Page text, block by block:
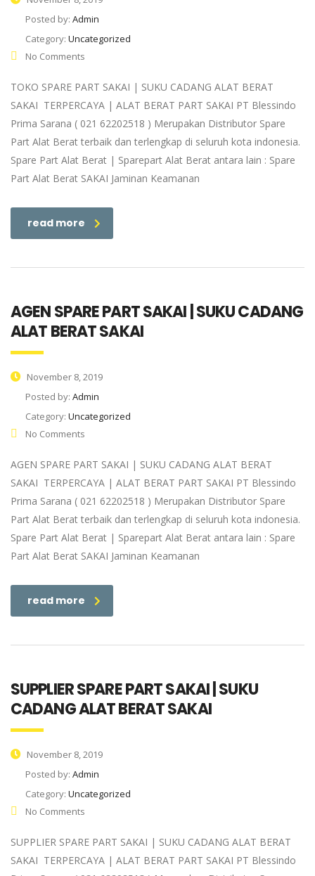
Posted by: Admin
Category: Uncategorized
No Comments
TOKO SPARE PART SAKAI | SUKU CADANG ALAT BERAT
SAKAI TERPERCAYA | ALAT BERAT PART SAKAI PT Blessindo
Prima Sarana ( 021 62202518 ) Merupakan Distributor Spare
Part Alat Berat terbaik dan terlengkap di seluruh kota indonesia.
Spare Part Alat Berat | Sparepart Alat Berat antara lain : Spare
Part Alat Berat SAKAI Jaminan Keamanan
read more
AGEN SPARE PART SAKAI | SUKU CADANG
ALAT BERAT SAKAI
November 8, 2019
Posted by: Admin
Category: Uncategorized
No Comments
AGEN SPARE PART SAKAI | SUKU CADANG ALAT BERAT
SAKAI TERPERCAYA | ALAT BERAT PART SAKAI PT Blessindo
Prima Sarana ( 021 62202518 ) Merupakan Distributor Spare
Part Alat Berat terbaik dan terlengkap di seluruh kota indonesia.
Spare Part Alat Berat | Sparepart Alat Berat antara lain : Spare
Part Alat Berat SAKAI Jaminan Keamanan
read more
SUPPLIER SPARE PART SAKAI | SUKU
CADANG ALAT BERAT SAKAI
November 8, 2019
Posted by: Admin
Category: Uncategorized
No Comments
SUPPLIER SPARE PART SAKAI | SUKU CADANG ALAT BERAT
SAKAI TERPERCAYA | ALAT BERAT PART SAKAI PT Blessindo